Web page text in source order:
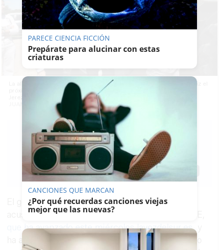
La alcaldesa María José García-Pelayo y el número 1 del PP por Cádiz el
próximo 17M, Antonio Sanz, este pasado martes en Lomopardo, en
JUAN CARLOS TORO
PACO SÁNCHEZ
MÚGICA
15/04/2026
Actualizado: 15/04/2026 - 18:32
Facebook
X WhatsApp
Copy
Link
El gobierno municipal ha respondido a las
acusaciones del Gobierno de España y del PSOE,
que ha avanzado este miércoles lavozdelsur.es, y
ha asegurado que la Subdelegación del Gobierno
PARECE CIENCIA FICCIÓN
Prepárate para alucinar con estas
criaturas
CANCIONES QUE MARCAN
¿Por qué recuerdas canciones viejas
mejor que las nuevas?